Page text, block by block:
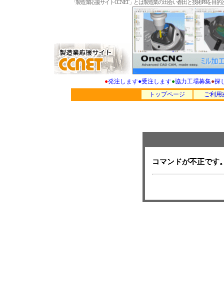
「製造業応援サイトCCNET」とは製造業の出会い創出と技術PRを
●発注します●受注します●協力工場募集●探
トップページ
ご利用
コマンドが不正です